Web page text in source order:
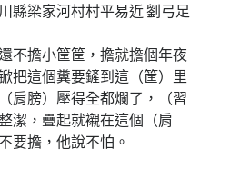
縣梁家河村村平易近 劉弓足
不擔小筐筐，擔就擔個年夜
把這個糞要鏟到這（筐）里
肩膀）壓得全都爛了，（習
潔，疊起就襯在這個（肩
要擔，他說不怕。